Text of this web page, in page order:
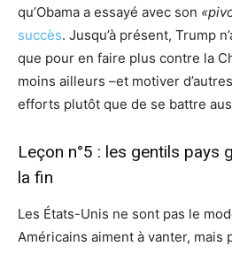
qu’Obama a essayé avec son
succès. Jusqu’à présent, Trump
que pour en faire plus contre la
moins ailleurs –et motiver
efforts plutôt que de se battre
Leçon n°5 : les gentils pays
la fin
Les États-Unis ne sont pas le
Américains aiment à vanter, mais